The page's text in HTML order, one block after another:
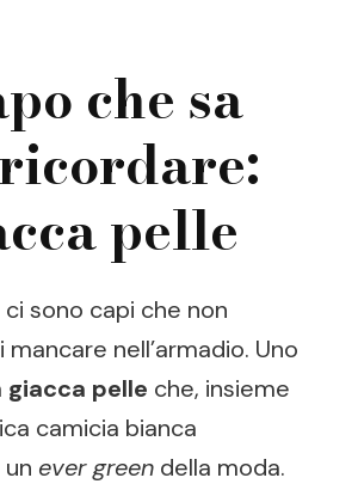
che sa
pelle
sono capi che non
nell’armadio. Uno
giacca pelle che, insieme
camicia bianca
ever green della moda.